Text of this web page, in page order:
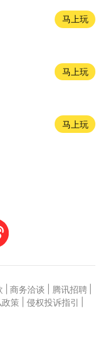
马上玩
马上玩
马上玩
商务洽谈 腾讯招聘
政策 侵权投诉指引